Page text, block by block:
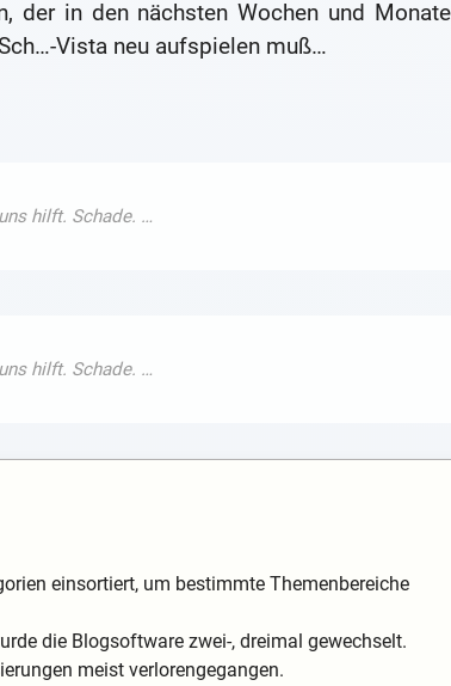
der in den nächsten Wochen und
Vista neu aufspielen muß…
einsortiert, um bestimmte Themenbereiche
die Blogsoftware zwei-, dreimal gewechselt.
meist verlorengegangen.